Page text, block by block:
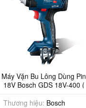
Vặn Bu Lông Dùng Pin
Bosch GDS 18V-400 (
hiệu:Bosch